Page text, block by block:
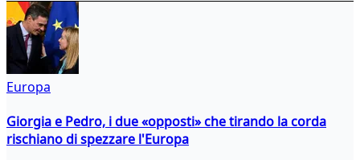
Europa
Giorgia e Pedro, i due «opposti» che tirando la corda
rischiano di spezzare l'Europa